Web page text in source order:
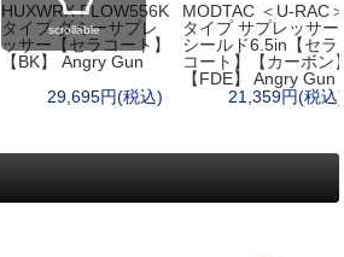
HUXWRX FLOW556K
タイプ ダミーサプレ
ッサー【セラコート】
【BK】 Angry Gun
29,695円(税込)
MODTAC ＜U-RAC
タイプ サプレッサー
シールド6.5in【セラ
コート】【カーボン
【FDE】 Angry Gun
21,359円(税込)
scrollable